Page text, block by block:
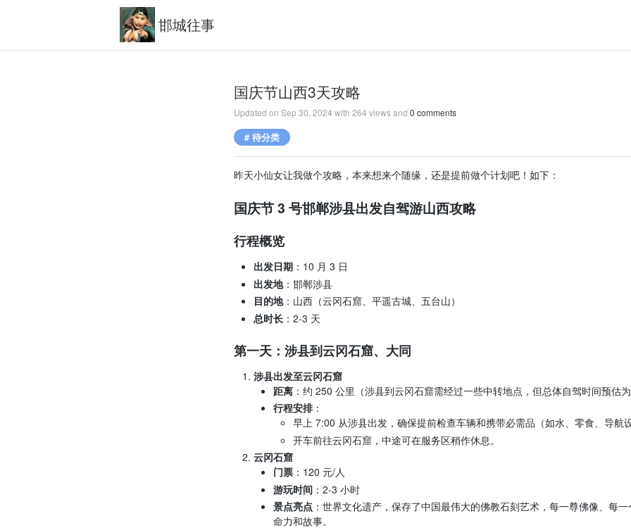
邯城往事
国庆节山西3天攻略
Updated on Sep 30, 2024 with 264 views and 0 comments
# 待分类
昨天小仙女让我做个攻略，本来想来个随缘，还是提前做个计划吧！如下：
国庆节 3 号邯郸涉县出发自驾游山西攻略
行程概览
出发日期 ：10 月 3 日
出发地：邯郸涉县
目的地：山西（云冈石窟、平遥古城、五台山）
总时长 ：2-3 天
第一天：涉县到云冈石窟、大同
涉县出发至云冈石窟
距离 ：约 250 公里（涉县到云冈石窟需经过一些中转地点，但总体自驾时间预估
行程安排：
早上 7:00 从涉县出发，确保提前检查车辆和携带必需品（如水、零食、导航
开车前往云冈石窟，中途可在服务区稍作休息。
云冈石窟
门票 ：120 元/人
游玩时间 ：2-3 小时
景点亮点 ：世界文化遗产，保存了中国最伟大的佛教石刻艺术，每一尊佛像、每
命力和故事。